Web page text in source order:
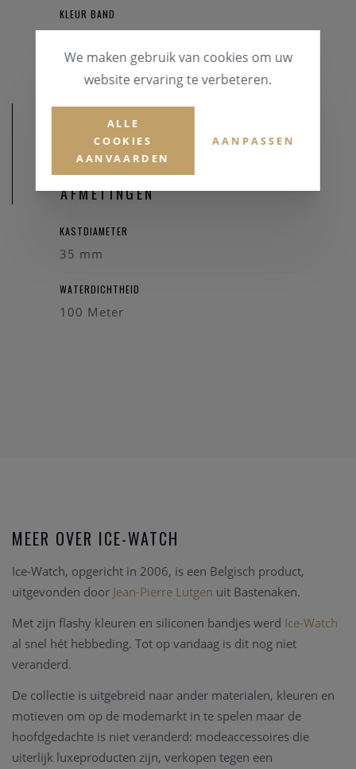
KLEUR BAND
AFMETINGEN
KASTDIAMETER
35 mm
WATERDICHTHEID
100 Meter
MEER OVER ICE-WATCH
Ice-Watch, opgericht in 2006, is een Belgisch product,
uitgevonden door Jean-Pierre Lutgen uit Bastenaken.
Met zijn flashy kleuren en siliconen bandjes werd Ice-Watch
al snel hét hebbeding. Tot op vandaag is dit nog niet
veranderd.
De collectie is uitgebreid naar ander materialen, kleuren en
motieven om op de modemarkt in te spelen maar de
hoofdgedachte is niet veranderd: modeaccessoires die
uiterlijk luxeproducten zijn, verkopen tegen een
We maken gebruik van cookies om uw
website ervaring te verbeteren.
ALLE
COOKIES
AANVAARDEN
AANPASSEN